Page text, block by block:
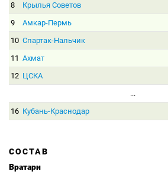
8
Крылья Советов
9
Амкар-Пермь
10 Спартак-Нальчик
11 Ахмат
12 ЦСКА
...
16 Кубань-Краснодар
СОСТАВ
Вратари